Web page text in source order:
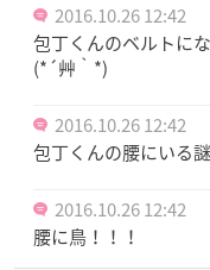
2016.10.26 12:42
包丁くんのベルトに
(*´艸｀*)
2016.10.26 12:42
包丁くんの腰にいる
2016.10.26 12:42
腰に鳥！！！